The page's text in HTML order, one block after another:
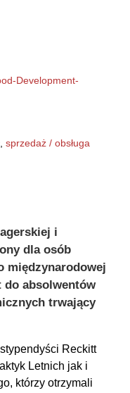
Development-
, sprzedaż / obsługa
i
dla osób
międzynarodowej
do absolwentów
trwający
Reckitt
Letnich jak i
którzy otrzymali